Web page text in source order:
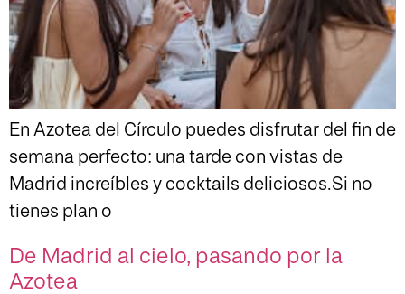
En Azotea del Círculo puedes disfrutar del fin de
semana perfecto: una tarde con vistas de
Madrid increíbles y cocktails deliciosos.Si no
tienes plan o
De Madrid al cielo, pasando por la
Azotea